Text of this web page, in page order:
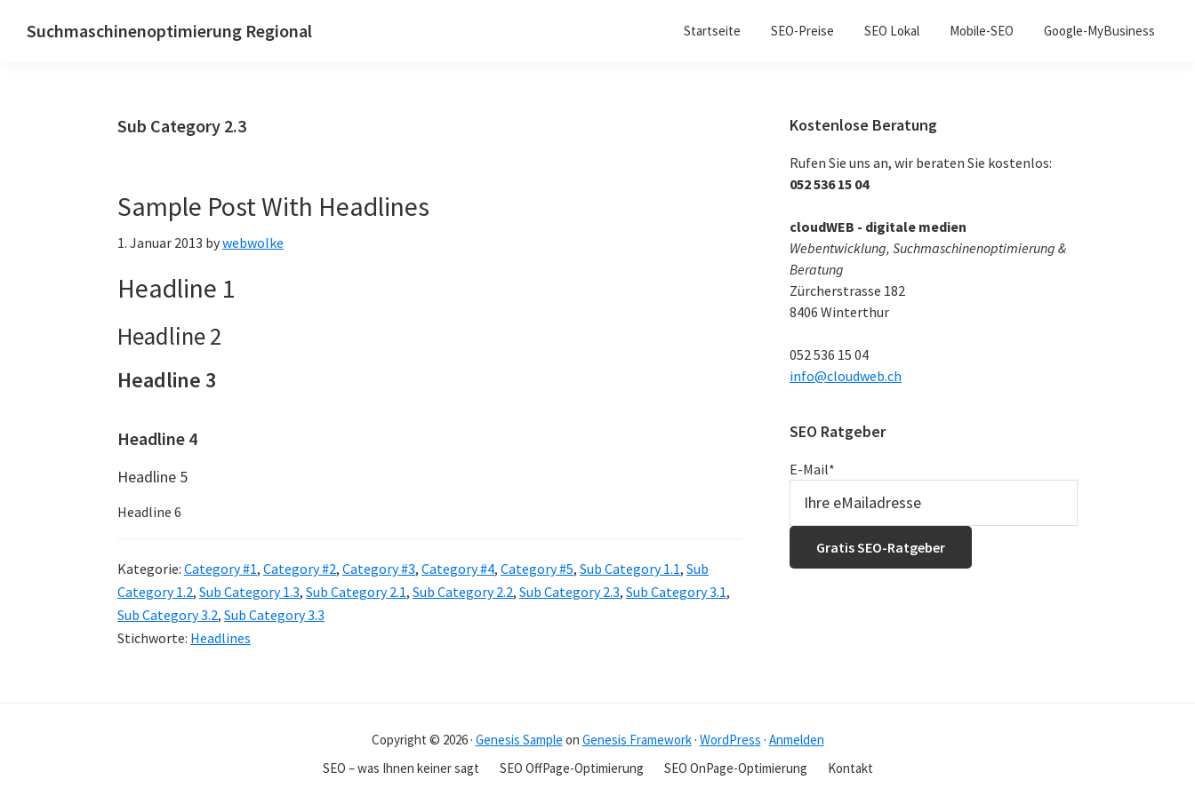
Hauptnavigation
Hauptsidebar
Suchmaschinenoptimierung Regional Startseite SEO-Preise SEO Lokal Mobile-SEO Google-MyBusiness
Sub Category 2.3
Sample Post With Headlines
1. Januar 2013 bywebwolke
Headline 1
Headline 2
Headline 3
Headline 4
Headline 5
Headline 6
Kategorie: Category #1, Category #2, Category #3, Category #4, Category #5, Sub Category 1.1, Sub
Category 1.2, Sub Category 1.3, Sub Category 2.1, Sub Category 2.2, Sub Category 2.3, Sub Category 3.1,
Sub Category 3.2, Sub Category 3.3
Stichworte: Headlines
Haupt-
Sidebar
Kostenlose Beratung
Rufen Sie uns an, wir beraten Sie kostenlos:
052 536 15 04
cloudWEB - digitale medien
Webentwicklung, Suchmaschinenoptimierung &
Beratung
Zürcherstrasse 182
8406 Winterthur
052 536 15 04
info@cloudweb.ch
SEO Ratgeber
E-Mail*
Copyright © 2026 · Genesis Sample on Genesis Framework· WordPress · Anmelden
SEO – was Ihnen keiner sagt
SEO OffPage-Optimierung SEO OnPage-Optimierung Kontakt